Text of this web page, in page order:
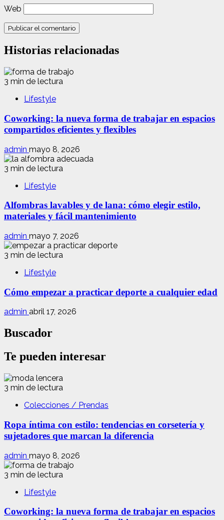
Web
Historias relacionadas
3 min de lectura
Lifestyle
Coworking: la nueva forma de trabajar en espacios
compartidos eficientes y flexibles
admin mayo 8, 2026
3 min de lectura
Lifestyle
Alfombras lavables y de lana: cómo elegir estilo,
materiales y fácil mantenimiento
admin mayo 7, 2026
3 min de lectura
Lifestyle
Cómo empezar a practicar deporte a cualquier edad
admin abril 17, 2026
Buscador
Te pueden interesar
3 min de lectura
Colecciones / Prendas
Ropa íntima con estilo: tendencias en corsetería y
sujetadores que marcan la diferencia
admin mayo 8, 2026
3 min de lectura
Lifestyle
Coworking: la nueva forma de trabajar en espacios